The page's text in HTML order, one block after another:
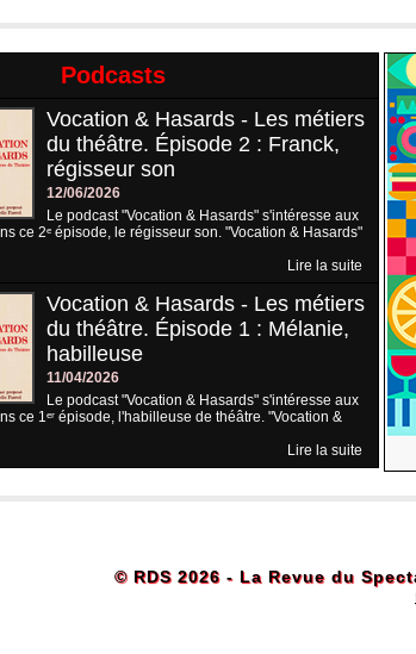
Podcasts
Vocation & Hasards - Les métiers
du théâtre. Épisode 2 : Franck,
régisseur son
12/06/2026
Le podcast "Vocation & Hasards" s'intéresse aux
ce 2ᵉ épisode, le régisseur son. "Vocation & Hasards"
Lire la suite
Vocation & Hasards - Les métiers
du théâtre. Épisode 1 : Mélanie,
habilleuse
11/04/2026
Le podcast "Vocation & Hasards" s'intéresse aux
ce 1ᵉʳ épisode, l'habilleuse de théâtre. "Vocation &
Lire la suite
© RDS 2026 - La Revue du